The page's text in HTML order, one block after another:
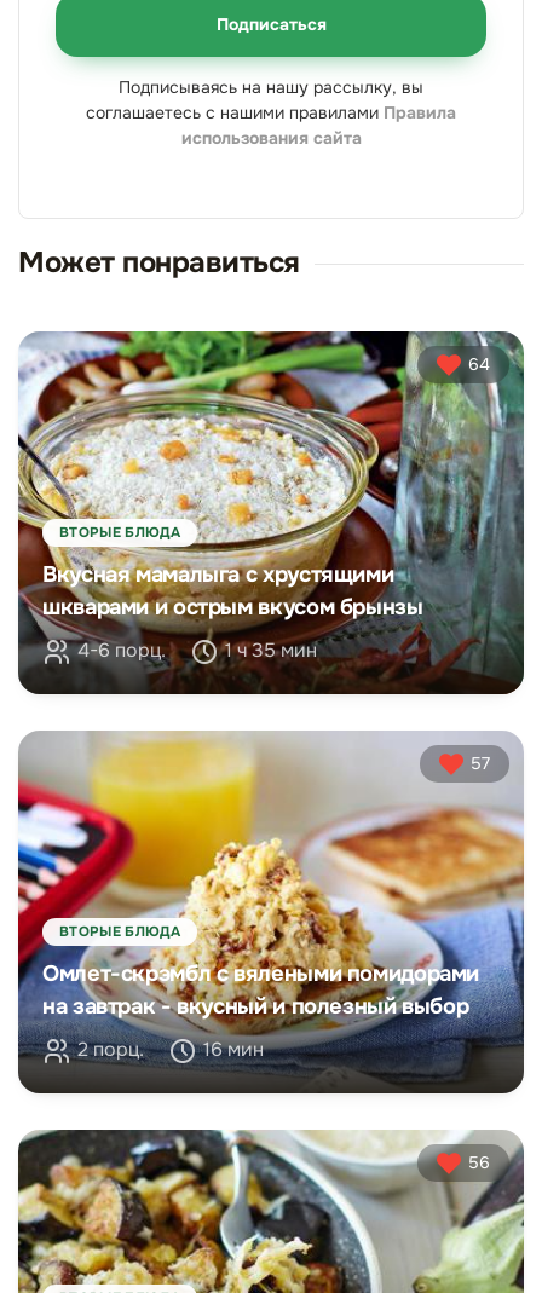
Подписаться
Подписываясь на нашу рассылку, вы
соглашаетесь с нашими правилами Правила
использования сайта
Может понравиться
64
ВТОРЫЕ БЛЮДА
Вкусная мамалыга с хрустящими
шкварами и острым вкусом брынзы
4-6 порц. 1 ч 35 мин
57
ВТОРЫЕ БЛЮДА
Омлет-скрэмбл с вялеными помидорами
на завтрак - вкусный и полезный выбор
2 порц. 16 мин
56